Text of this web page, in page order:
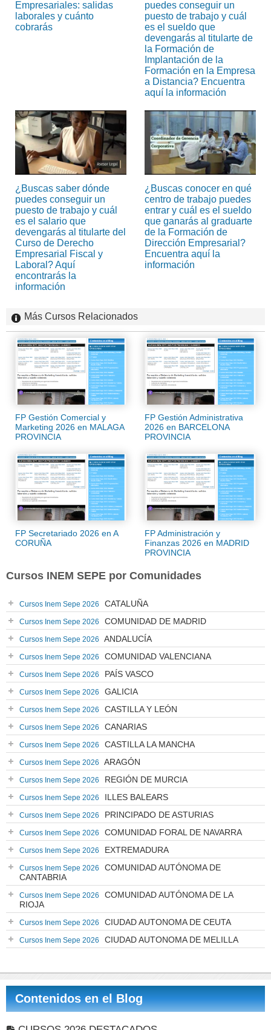
Empresariales: salidas
laborales y cuánto
cobrarás
puedes conseguir un
puesto de trabajo y cuál
es el sueldo que
devengarás al titularte de
la Formación de
Implantación de la
Formación en la Empresa
a Distancia? Encuentra
aquí la información
¿Buscas saber dónde
puedes conseguir un
puesto de trabajo y cuál
es el salario que
devengarás al titularte del
Curso de Derecho
Empresarial Fiscal y
Laboral? Aquí
encontrarás la
información
¿Buscas conocer en qué
centro de trabajo puedes
entrar y cuál es el sueldo
que ganarás al graduarte
de la Formación de
Dirección Empresarial?
Encuentra aquí la
información
Más Cursos Relacionados
FP Gestión Comercial y
Marketing 2026 en MALAGA
PROVINCIA
FP Gestión Administrativa
2026 en BARCELONA
PROVINCIA
FP Secretariado 2026 en A
CORUÑA
FP Administración y
Finanzas 2026 en MADRID
PROVINCIA
Cursos INEM SEPE por Comunidades
Cursos Inem Sepe 2026 CATALUÑA
Cursos Inem Sepe 2026 COMUNIDAD DE MADRID
Cursos Inem Sepe 2026 ANDALUCÍA
Cursos Inem Sepe 2026 COMUNIDAD VALENCIANA
Cursos Inem Sepe 2026 PAÍS VASCO
Cursos Inem Sepe 2026 GALICIA
Cursos Inem Sepe 2026 CASTILLA Y LEÓN
Cursos Inem Sepe 2026 CANARIAS
Cursos Inem Sepe 2026 CASTILLA LA MANCHA
Cursos Inem Sepe 2026 ARAGÓN
Cursos Inem Sepe 2026 REGIÓN DE MURCIA
Cursos Inem Sepe 2026 ILLES BALEARS
Cursos Inem Sepe 2026 PRINCIPADO DE ASTURIAS
Cursos Inem Sepe 2026 COMUNIDAD FORAL DE NAVARRA
Cursos Inem Sepe 2026 EXTREMADURA
Cursos Inem Sepe 2026
COMUNIDAD AUTÓNOMA DE
CANTABRIA
Cursos Inem Sepe 2026
COMUNIDAD AUTÓNOMA DE LA
RIOJA
Cursos Inem Sepe 2026 CIUDAD AUTONOMA DE CEUTA
Cursos Inem Sepe 2026 CIUDAD AUTONOMA DE MELILLA
Contenidos en el Blog